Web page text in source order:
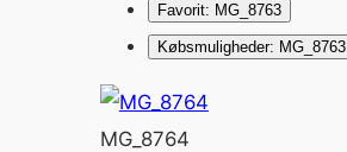
Favorit: MG_8763
Købsmuligheder: MG_8763
MG_8764